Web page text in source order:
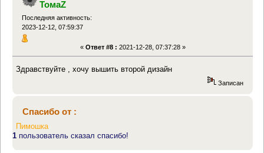
ТомаZ
Последняя активность:
2023-12-12, 07:59:37
« Ответ #8 : 2021-12-28, 07:37:28 »
Здравствуйте , хочу вышить второй дизайн
Записан
Спасибо от :
Пимошка
1 пользователь сказал спасибо!